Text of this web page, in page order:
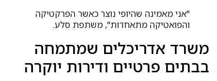
"אני מאמינה שהיופי נוצר כאשר הפרקטיקה
והפואטיקה מתאחדות", משתפת סלע.
אדריכלים שמתמחה
פרטיים ודירות יוקרה